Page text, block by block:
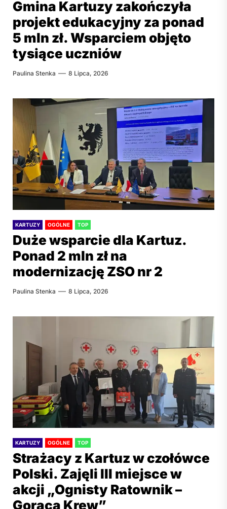
Gmina Kartuzy zakończyła
projekt edukacyjny za ponad
5 mln zł. Wsparciem objęto
tysiące uczniów
Paulina Stenka 8 Lipca, 2026
KARTUZY OGÓLNE TOP
Duże wsparcie dla Kartuz.
Ponad 2 mln zł na
modernizację ZSO nr 2
Paulina Stenka 8 Lipca, 2026
KARTUZY OGÓLNE TOP
Strażacy z Kartuz w czołówce
Polski. Zajęli III miejsce w
akcji „Ognisty Ratownik –
Gorąca Krew”